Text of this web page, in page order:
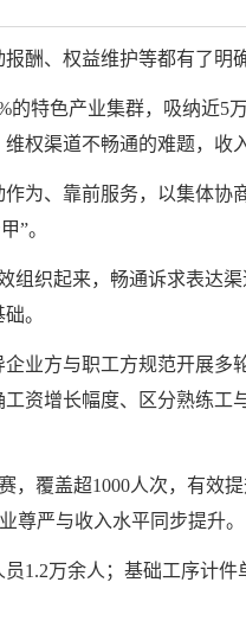
酬、权益维护等都有了明
特色产业集群，吸纳近5
权渠道不畅通的难题，收
为、靠前服务，以集体协
”。
组织起来，畅通诉求表达
。
业方与职工方规范开展多
资增长幅度、区分熟练工
覆盖超1000人次，有效
尊严与收入水平同步提升。
1.2万余人；基础工序计件